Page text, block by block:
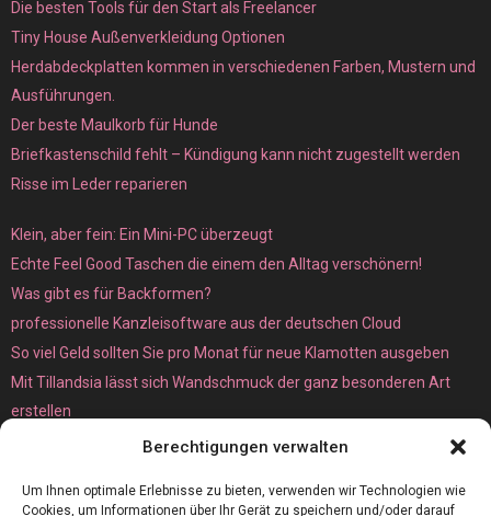
Berechtigungen verwalten
Um Ihnen optimale Erlebnisse zu bieten, verwenden wir Technologien wie
Cookies, um Informationen über Ihr Gerät zu speichern und/oder darauf
Die besten Tools für den Start als Freelancer
Tiny House Außenverkleidung Optionen
Herdabdeckplatten kommen in verschiedenen Farben, Mustern und
Ausführungen.
Der beste Maulkorb für Hunde
Briefkastenschild fehlt – Kündigung kann nicht zugestellt werden
Risse im Leder reparieren
Klein, aber fein: Ein Mini-PC überzeugt
Echte Feel Good Taschen die einem den Alltag verschönern!
Was gibt es für Backformen?
professionelle Kanzleisoftware aus der deutschen Cloud
So viel Geld sollten Sie pro Monat für neue Klamotten ausgeben
Mit Tillandsia lässt sich Wandschmuck der ganz besonderen Art
erstellen
Unterschied zwischen Bare-Metal- und Dedicated Server